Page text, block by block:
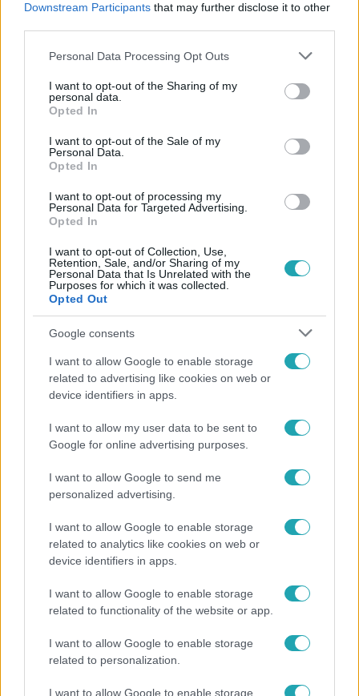
Downstream Participants that may further disclose it to other
Please note that this website/app uses one or more Google
not limited to your visit or usage behaviour. You may click to
grant or deny consent to Google and its third-party tags to
use your data for below specified purposes in below Google
consent section.
Personal Data Processing Opt Outs
I want to opt-out of the Sharing of my
personal data.
Opted In
I want to opt-out of the Sale of my
Personal Data.
Opted In
I want to opt-out of processing my
Personal Data for Targeted Advertising.
Opted In
I want to opt-out of Collection, Use,
Retention, Sale, and/or Sharing of my
Personal Data that Is Unrelated with the
Purposes for which it was collected.
Opted Out
Google consents
I want to allow Google to enable storage
related to advertising like cookies on web or
device identifiers in apps.
I want to allow my user data to be sent to
Google for online advertising purposes.
I want to allow Google to send me
personalized advertising.
I want to allow Google to enable storage
related to analytics like cookies on web or
device identifiers in apps.
I want to allow Google to enable storage
related to functionality of the website or app.
I want to allow Google to enable storage
related to personalization.
I want to allow Google to enable storage
#K-MONITOR
Népszerű
korlátozások miatt panaszkodnak a
fogvatartottak